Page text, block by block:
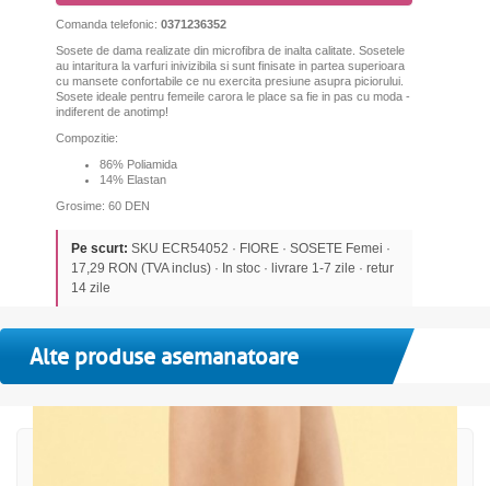
Comanda telefonic: 0371236352
Sosete de dama realizate din microfibra de inalta calitate. Sosetele
au intaritura la varfuri inivizibila si sunt finisate in partea superioara
cu mansete confortabile ce nu exercita presiune asupra piciorului.
Sosete ideale pentru femeile carora le place sa fie in pas cu moda -
indiferent de anotimp!
Compozitie:
86% Poliamida
14% Elastan
Grosime: 60 DEN
Pe scurt: SKU ECR54052 · FIORE · SOSETE Femei ·
17,29 RON (TVA inclus) · In stoc · livrare 1-7 zile · retur
14 zile
Alte produse asemanatoare